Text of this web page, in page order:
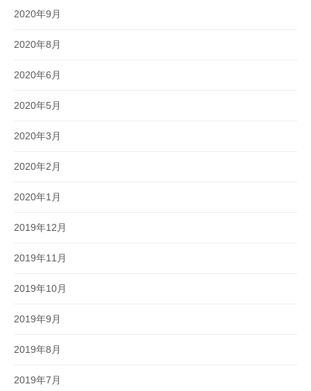
2020年9月
2020年8月
2020年6月
2020年5月
2020年3月
2020年2月
2020年1月
2019年12月
2019年11月
2019年10月
2019年9月
2019年8月
2019年7月